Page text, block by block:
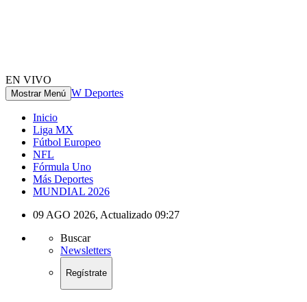
EN VIVO
Mostrar Menú W Deportes
Inicio
Liga MX
Fútbol Europeo
NFL
Fórmula Uno
Más Deportes
MUNDIAL 2026
09 AGO 2026, Actualizado 09:27
Buscar
Newsletters
Regístrate